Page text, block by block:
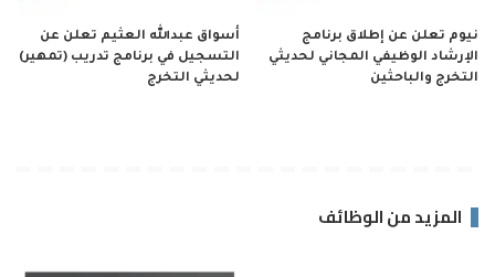
نيوم تعلن عن إطلاق برنامج
الإرشاد الوظيفي المجاني لحديثي
التخرج والباحثين
أسواق عبدالله العثيم تعلن عن
التسجيل في برنامج تدريب (تمهير)
لحديثي التخرج
المزيد من الوظائف